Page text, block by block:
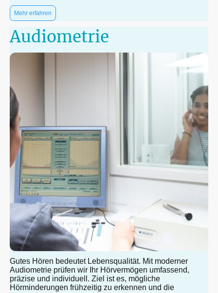
Mehr erfahren
Audiometrie
Gutes Hören bedeutet Lebensqualität. Mit moderner
Audiometrie prüfen wir Ihr Hörvermögen umfassend,
präzise und individuell. Ziel ist es, mögliche
Hörminderungen frühzeitig zu erkennen und die